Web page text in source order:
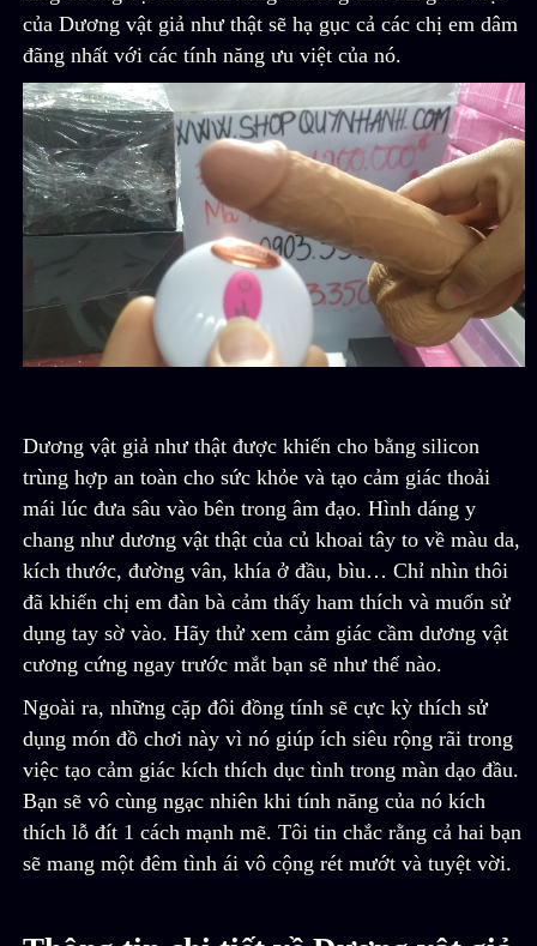
của Dương vật giả như thật sẽ hạ gục cả các chị em dâm
đãng nhất với các tính năng ưu việt của nó.
Dương vật giả như thật được khiến cho bằng silicon
trùng hợp an toàn cho sức khỏe và tạo cảm giác thoải
mái lúc đưa sâu vào bên trong âm đạo. Hình dáng y
chang như dương vật thật của củ khoai tây to về màu da,
kích thước, đường vân, khía ở đầu, bìu… Chỉ nhìn thôi
đã khiến chị em đàn bà cảm thấy ham thích và muốn sử
dụng tay sờ vào. Hãy thử xem cảm giác cầm dương vật
cương cứng ngay trước mắt bạn sẽ như thế nào.
Ngoài ra, những cặp đôi đồng tính sẽ cực kỳ thích sử
dụng món đồ chơi này vì nó giúp ích siêu rộng rãi trong
việc tạo cảm giác kích thích dục tình trong màn dạo đầu.
Bạn sẽ vô cùng ngạc nhiên khi tính năng của nó kích
thích lỗ đít 1 cách mạnh mẽ. Tôi tin chắc rằng cả hai bạn
sẽ mang một đêm tình ái vô cộng rét mướt và tuyệt vời.